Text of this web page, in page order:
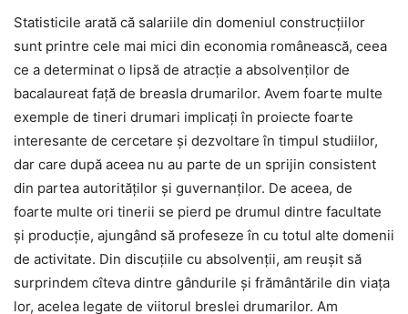
Statisticile arată că salariile din domeniul construcţiilor
sunt printre cele mai mici din economia românească, ceea
ce a determinat o lipsă de atracţie a absolvenţilor de
bacalaureat faţă de breasla drumarilor. Avem foarte multe
exemple de tineri drumari implicaţi în proiecte foarte
interesante de cercetare şi dezvoltare în timpul studiilor,
dar care după aceea nu au parte de un sprijin consistent
din partea autorităţilor şi guvernanţilor. De aceea, de
foarte multe ori tinerii se pierd pe drumul dintre facultate
şi producţie, ajungând să profeseze în cu totul alte domenii
de activitate. Din discuţiile cu absolvenţii, am reuşit să
surprindem cîteva dintre gândurile şi frământările din viaţa
lor, acelea legate de viitorul breslei drumarilor. Am